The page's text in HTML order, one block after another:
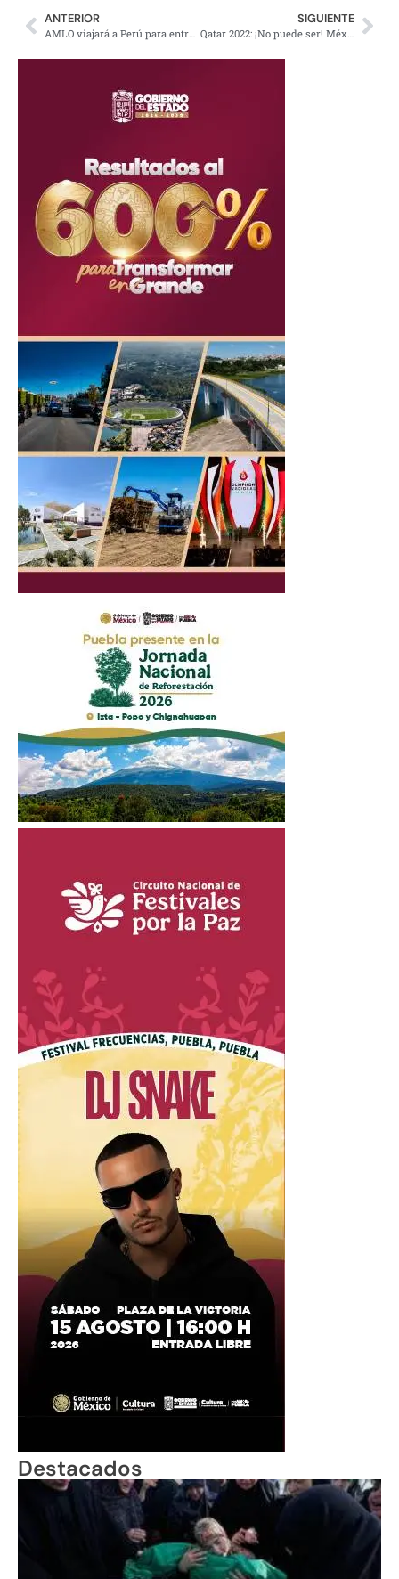
ANTERIOR
AMLO viajará a Perú para entregar presidencia de la Alianza del Pacífico
SIGUIENTE
Qatar 2022: ¡No puede ser! México se va de la Copa del Mundo con victoria a Arabia Saudita
Destacados